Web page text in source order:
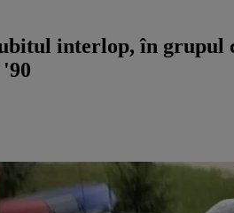
interlop, în